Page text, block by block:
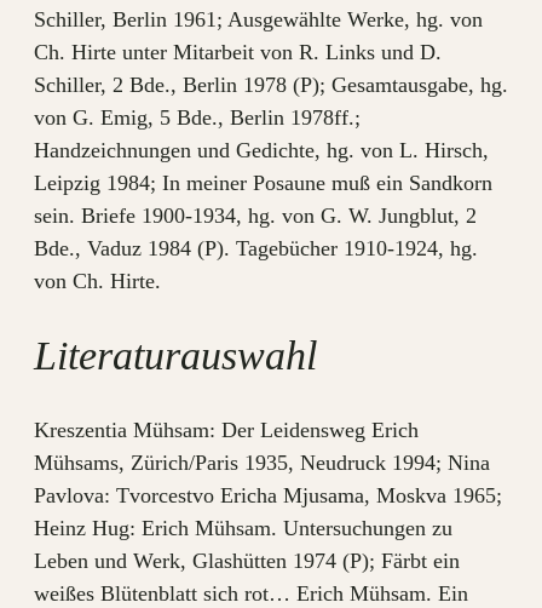
Schiller, Berlin 1961; Ausgewählte Werke, hg. von
Ch. Hirte unter Mitarbeit von R. Links und D.
Schiller, 2 Bde., Berlin 1978 (P); Gesamtausgabe, hg.
von G. Emig, 5 Bde., Berlin 1978ff.;
Handzeichnungen und Gedichte, hg. von L. Hirsch,
Leipzig 1984; In meiner Posaune muß ein Sandkorn
sein. Briefe 1900-1934, hg. von G. W. Jungblut, 2
Bde., Vaduz 1984 (P). Tagebücher 1910-1924, hg.
von Ch. Hirte.
Literaturauswahl
Kreszentia Mühsam: Der Leidensweg Erich
Mühsams, Zürich/Paris 1935, Neudruck 1994; Nina
Pavlova: Tvorcestvo Ericha Mjusama, Moskva 1965;
Heinz Hug: Erich Mühsam. Untersuchungen zu
Leben und Werk, Glashütten 1974 (P); Färbt ein
weißes Blütenblatt sich rot… Erich Mühsam. Ein